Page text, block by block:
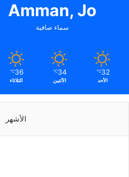
Amman, Jo
سماء صافية
32
℃
الأحد
34
℃
الأثنين
36
℃
الثلاثاء
الأشهر